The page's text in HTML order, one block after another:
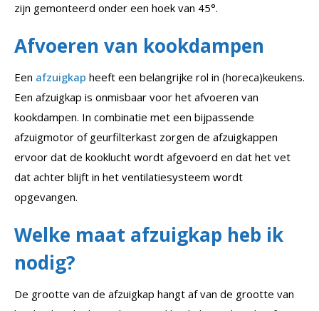
zijn gemonteerd onder een hoek van 45°.
Afvoeren van kookdampen
Een afzuigkap heeft een belangrijke rol in (horeca)keukens.
Een afzuigkap is onmisbaar voor het afvoeren van
kookdampen. In combinatie met een bijpassende
afzuigmotor of geurfilterkast zorgen de afzuigkappen
ervoor dat de kooklucht wordt afgevoerd en dat het vet
dat achter blijft in het ventilatiesysteem wordt
opgevangen.
Welke maat afzuigkap heb ik
nodig?
De grootte van de afzuigkap hangt af van de grootte van